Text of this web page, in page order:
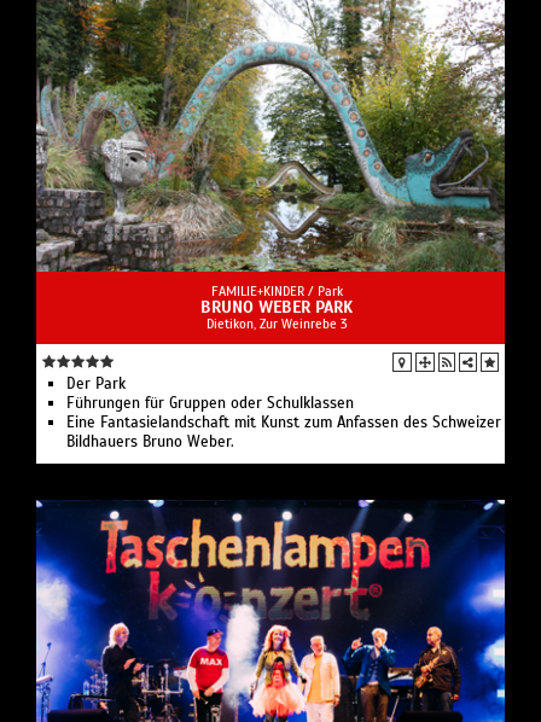
FAMILIE+KINDER / Park
BRUNO WEBER PARK
Dietikon, Zur Weinrebe 3
Der Park
Führungen für Gruppen oder Schulklassen
Eine Fantasielandschaft mit Kunst zum Anfassen des Schweizer
Bildhauers Bruno Weber.